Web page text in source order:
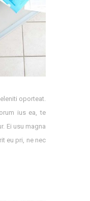
oporteat.
ius ea, te
Ei usu magna
eu pri, ne nec